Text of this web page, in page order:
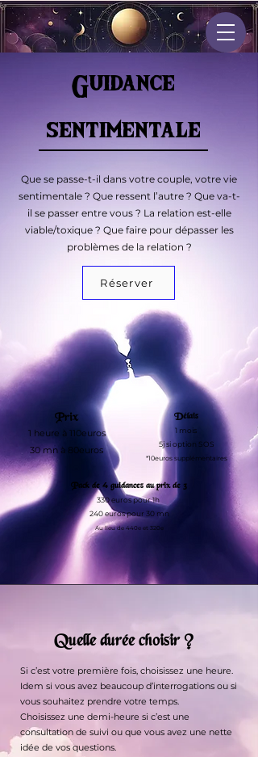
Guidance
sentimentale
Que se passe-t-il dans votre couple, votre vie
sentimentale ? Que ressent l’autre ? Que va-t-
il se passer entre vous ? La relation est-elle
viable/toxique ? Que faire pour dépasser les
problèmes de la relation ?
Réserver
Prix
1 heure à 110euros
30 mn à 80euros
Délais
1 mois
5j si option SOS
*10euros supplémentaires
Pack de 4 guidances au prix de 3
330 euros pour 1h
240 euros pour 30 mn
Au lieu de 440e et 320e
Quelle durée choisir ?
Si c’est votre première fois, choisissez une heure.
Idem si vous avez beaucoup d’interrogations ou si
vous souhaitez prendre votre temps.
Choisissez une demi-heure si c’est une
consultation de suivi ou que vous avez une nette
idée de vos questions.